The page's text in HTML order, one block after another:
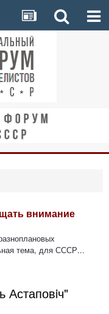
внимание
тема, для СССР...
Астаповiч"